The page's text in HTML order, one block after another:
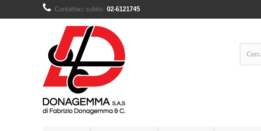
Contattaci subito: 02-6121745